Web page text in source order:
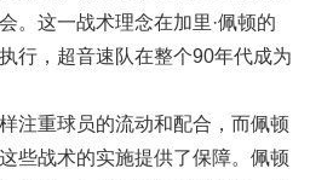
。这一战术理念在加里·佩顿的
行，超音速队在整个90年代成为
注重球员的流动和配合，而佩顿
些战术的实施提供了保障。佩顿